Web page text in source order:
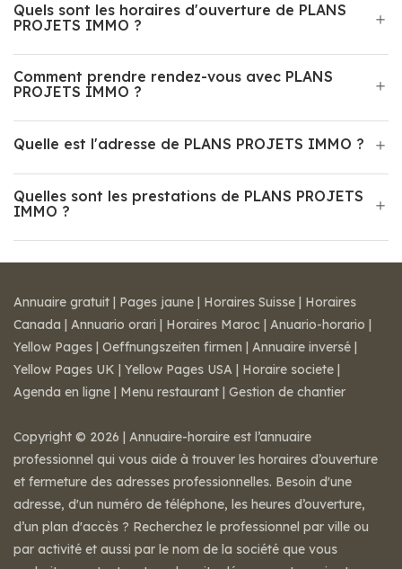
Quels sont les horaires d'ouverture de PLANS
PROJETS IMMO ?
Comment prendre rendez-vous avec PLANS
PROJETS IMMO ?
Quelle est l'adresse de PLANS PROJETS IMMO ?
Quelles sont les prestations de PLANS PROJETS
IMMO ?
Annuaire gratuit | Pages jaune | Horaires Suisse | Horaires
Canada | Annuario orari | Horaires Maroc | Anuario-horario |
Yellow Pages | Oeffnungszeiten firmen | Annuaire inversé |
Yellow Pages UK | Yellow Pages USA | Horaire societe |
Agenda en ligne | Menu restaurant | Gestion de chantier
Copyright © 2026 | Annuaire-horaire est l’annuaire
professionnel qui vous aide à trouver les horaires d’ouverture
et fermeture des adresses professionnelles. Besoin d'une
adresse, d'un numéro de téléphone, les heures d’ouverture,
d’un plan d'accès ? Recherchez le professionnel par ville ou
par activité et aussi par le nom de la société que vous